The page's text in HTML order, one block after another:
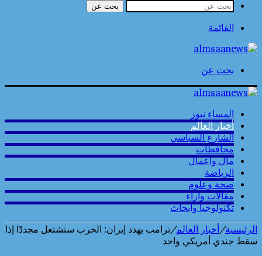
بحث عن
القائمة
بحث عن
المساء نيوز
أخبار العالم
الشارع السياسي
محافطات
مال واعمال
الرياضة
صحة وعلوم
مقالات وارآء
تكنولوجيا وابحاث
الرئيسية/أخبار العالم/ترامب يهدد إيران: الحرب ستشتعل مجددًا إذا
سقط جندي أمريكي واحد